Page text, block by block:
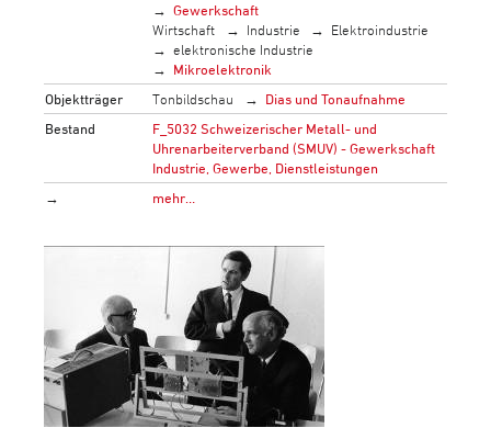
Gewerkschaft
Wirtschaft
Industrie
Elektroindustrie
elektronische Industrie
Mikroelektronik
Objektträger
Tonbildschau
Dias und Tonaufnahme
Bestand
F_5032 Schweizerischer Metall- und
Uhrenarbeiterverband (SMUV) - Gewerkschaft
Industrie, Gewerbe, Dienstleistungen
→
mehr…